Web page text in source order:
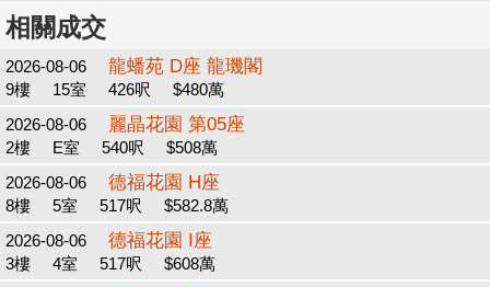
相關成交
2026-08-06 龍蟠苑 D座 龍璣閣
9樓 15室 426呎
$480萬
2026-08-06
麗晶花園 第05座
2樓 E室 540呎
$508萬
2026-08-06
德福花園 H座
8樓 5室 517呎
$582.8萬
2026-08-06
德福花園 I座
3樓 4室 517呎
$608萬